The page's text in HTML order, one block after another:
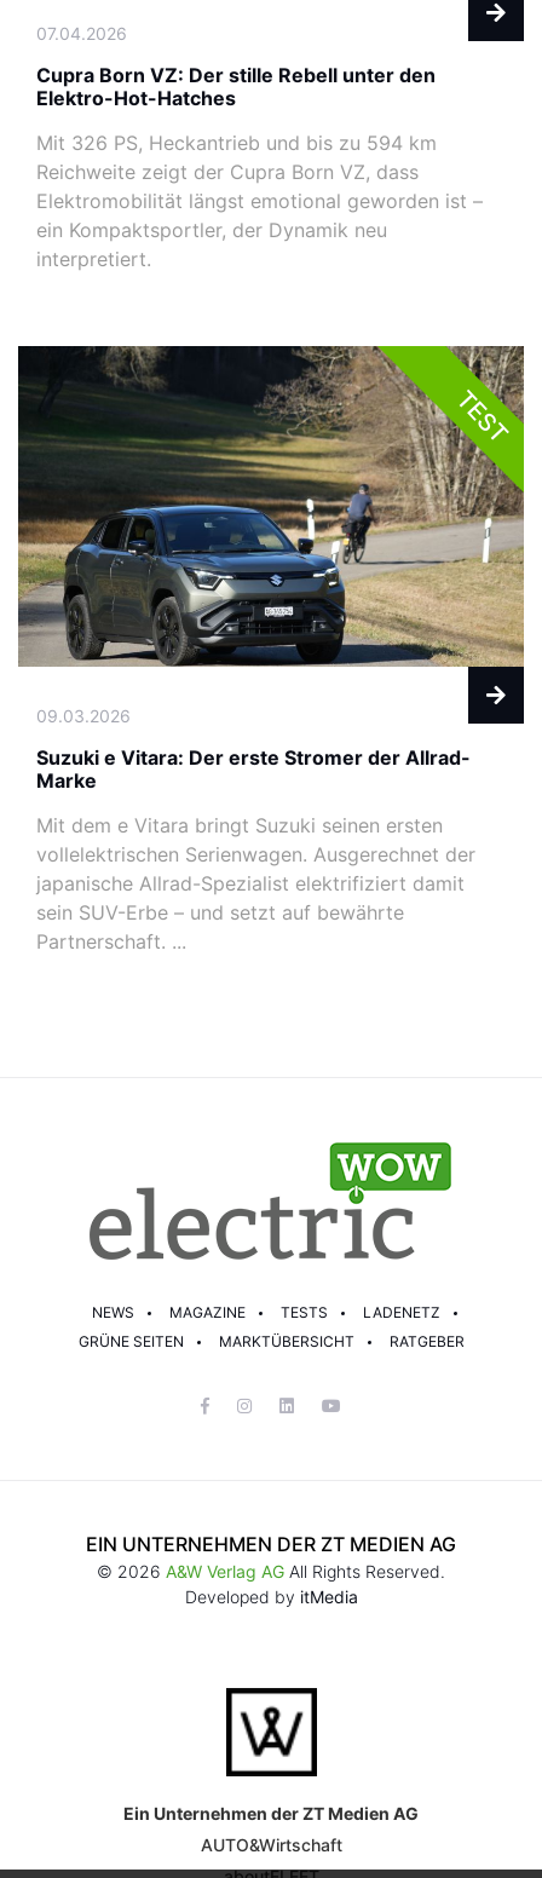
07.04.2026
Cupra Born VZ: Der stille Rebell unter den
Elektro-Hot-Hatches
Mit 326 PS, Heckantrieb und bis zu 594 km
Reichweite zeigt der Cupra Born VZ, dass
Elektromobilität längst emotional geworden ist –
ein Kompaktsportler, der Dynamik neu
interpretiert.
TEST
09.03.2026
Suzuki e Vitara: Der erste Stromer der Allrad-
Marke
Mit dem e Vitara bringt Suzuki seinen ersten
vollelektrischen Serienwagen. Ausgerechnet der
japanische Allrad-Spezialist elektrifiziert damit
sein SUV-Erbe – und setzt auf bewährte
Partnerschaft. ...
NEWS MAGAZINE TESTS
LADENETZ
GRÜNE SEITEN
MARKTÜBERSICHT RATGEBER
EIN UNTERNEHMEN DER ZT MEDIEN AG
© 2026 A&W Verlag AG All Rights Reserved.
Developed by itMedia
Ein Unternehmen der ZT Medien AG
AUTO&Wirtschaft